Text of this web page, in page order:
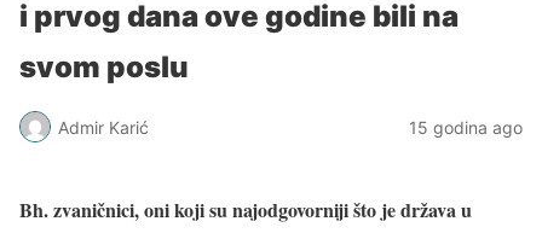
i prvog dana ove godine bili na
svom poslu
Admir Karić 15 godina ago
Bh. zvaničnici, oni koji su najodgovorniji što je država u